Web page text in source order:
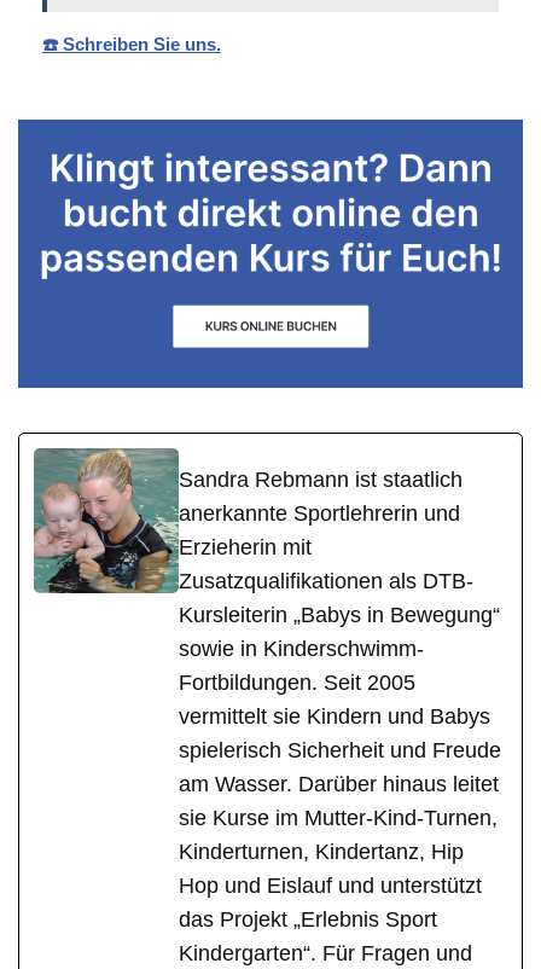
☎️ Schreiben Sie uns.
Sandra Rebmann ist staatlich
anerkannte Sportlehrerin und
Erzieherin mit
Zusatzqualifikationen als DTB-
Kursleiterin „Babys in Bewegung“
sowie in Kinderschwimm-
Fortbildungen. Seit 2005
vermittelt sie Kindern und Babys
spielerisch Sicherheit und Freude
am Wasser. Darüber hinaus leitet
sie Kurse im Mutter-Kind-Turnen,
Kinderturnen, Kindertanz, Hip
Hop und Eislauf und unterstützt
das Projekt „Erlebnis Sport
Kindergarten“. Für Fragen und